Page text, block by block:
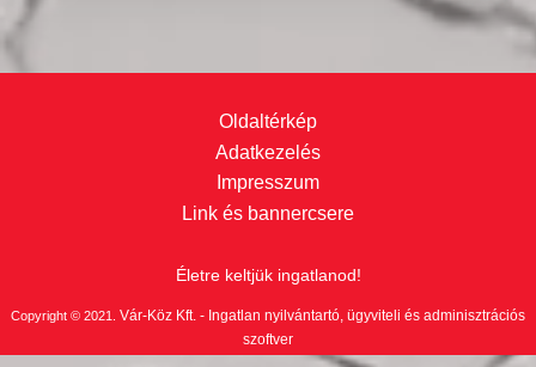
Oldaltérkép
Adatkezelés
Impresszum
Link és bannercsere
Életre keltjük ingatlanod!
Copyright © 2021. Vár-Köz Kft. - Ingatlan nyilvántartó, ügyviteli és adminisztrációs
szoftver